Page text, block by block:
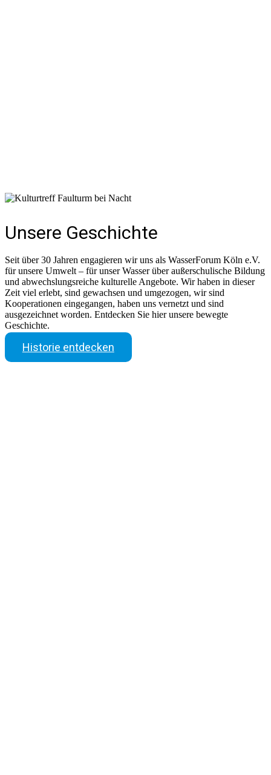
Unsere Geschichte
Seit über 30 Jahren engagieren wir uns als WasserForum Köln e.V.
für unsere Umwelt – für unser Wasser über außerschulische Bildung
und abwechslungsreiche kulturelle Angebote. Wir haben in dieser
Zeit viel erlebt, sind gewachsen und umgezogen, wir sind
Kooperationen eingegangen, haben uns vernetzt und sind
ausgezeichnet worden. Entdecken Sie hier unsere bewegte
Geschichte.
Historie entdecken